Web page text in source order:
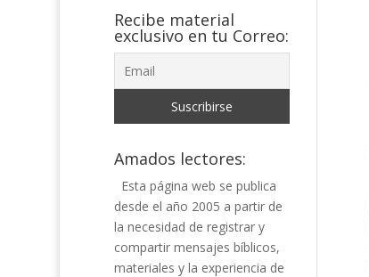
Recibe material
exclusivo en tu Correo:
Amados lectores:
Esta página web se publica
desde el año 2005 a partir de
la necesidad de registrar y
compartir mensajes bíblicos,
materiales y la experiencia de